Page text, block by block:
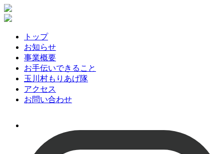
トップ
お知らせ
事業概要
お手伝いできること
玉川村もりあげ隊
アクセス
お問い合わせ